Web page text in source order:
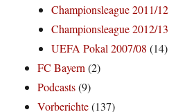
Championsleague 2011/12
Championsleague 2012/13
UEFA Pokal 2007/08 (14)
FC Bayern(2)
Podcasts(9)
Vorberichte(137)